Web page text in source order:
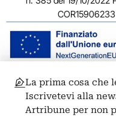
© 2011-2026 ARTRIBUNE
00186 Roma - P.I.
Privacy: Responsabile
La prima cosa che
Iscrivetevi alla
Artribune per non